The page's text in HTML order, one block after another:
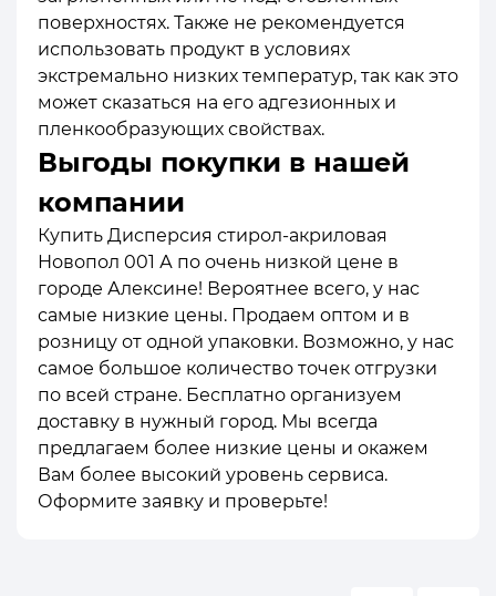
поверхностях. Также не рекомендуется
использовать продукт в условиях
экстремально низких температур, так как это
может сказаться на его адгезионных и
пленкообразующих свойствах.
Выгоды покупки в нашей
компании
Купить Дисперсия стирол-акриловая
Новопол 001 А по очень низкой цене в
городе Алексине! Вероятнее всего, у нас
самые низкие цены. Продаем оптом и в
розницу от одной упаковки. Возможно, у нас
самое большое количество точек отгрузки
по всей стране. Бесплатно организуем
доставку в нужный город. Мы всегда
предлагаем более низкие цены и окажем
Вам более высокий уровень сервиса.
Оформите заявку и проверьте!